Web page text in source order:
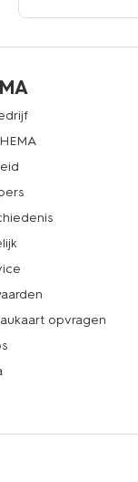
opvragen